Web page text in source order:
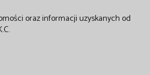
oraz informacji uzyskanych od